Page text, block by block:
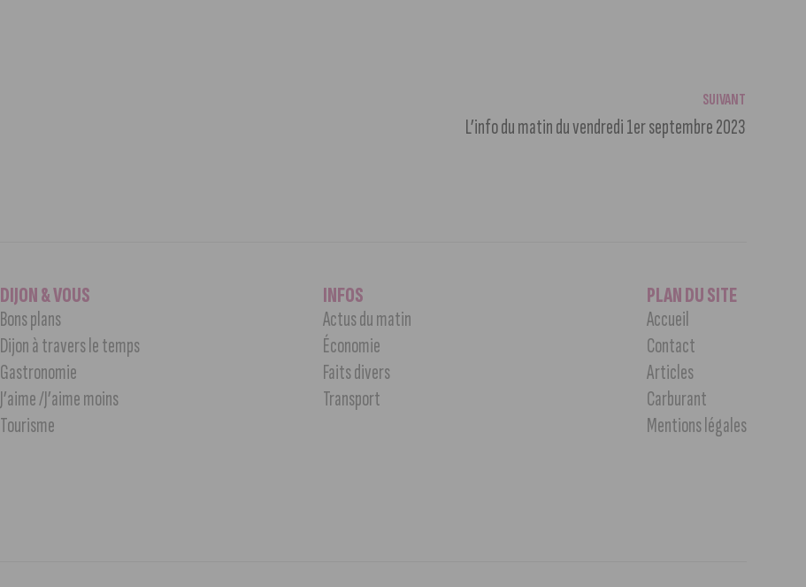
SUIVANT
L’info du matin du vendredi 1er septembre 2023
DIJON & VOUS
Bons plans
Dijon à travers le temps
Gastronomie
J’aime /J’aime moins
Tourisme
INFOS
Actus du matin
Économie
Faits divers
Transport
PLAN DU SITE
Accueil
Contact
Articles
Carburant
Mentions légales